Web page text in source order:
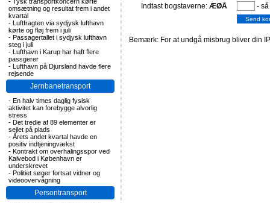
omsætning og resultat frem i andet
kvartal
- Luftfragten via sydjysk lufthavn
kørte og fløj frem i juli
- Passagertallet i sydjysk lufthavn
steg i juli
- Lufthavn i Karup har haft flere
passgerer
- Lufthavn på Djursland havde flere
rejsende
Jernbanetransport
- En halv times daglig fysisk
aktivitet kan forebygge alvorlig
stress
- Det tredie af 89 elementer er
sejlet på plads
- Årets andet kvartal havde en
positiv indtjeningvækst
- Kontrakt om overhalingsspor ved
Kalvebod i København er
underskrevet
- Politiet søger fortsat vidner og
videoovervågning
Persontransport
Indtast bogstaverne: ÆØÅ -
Bemærk: For at undgå misbrug bliver din